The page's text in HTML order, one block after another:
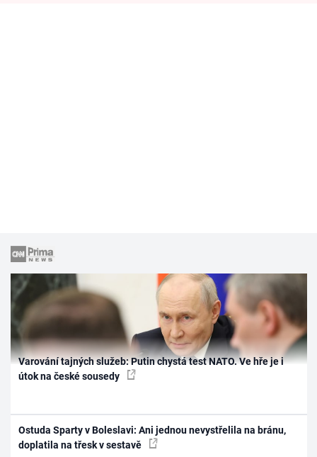
Varování tajných služeb: Putin chystá test NATO. Ve hře je i
útok na české sousedy
Ostuda Sparty v Boleslavi: Ani jednou nevystřelila na bránu,
doplatila na třesk v sestavě